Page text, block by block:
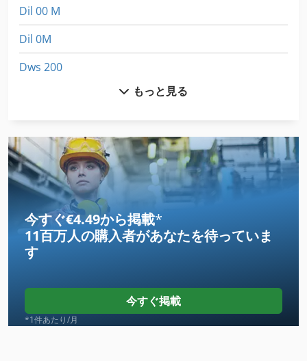
Dil 00 M
Dil 0M
Dws 200
International 433
Meh 5 2 1 8 B
Ng 200
Separator
Split
Splitmaster 9
Tiefbord 8 25 100
もっと見る
今すぐ€4.49から掲載*
11百万人の購入者があなたを待っていま
す
今すぐ掲載
*1件あたり/月